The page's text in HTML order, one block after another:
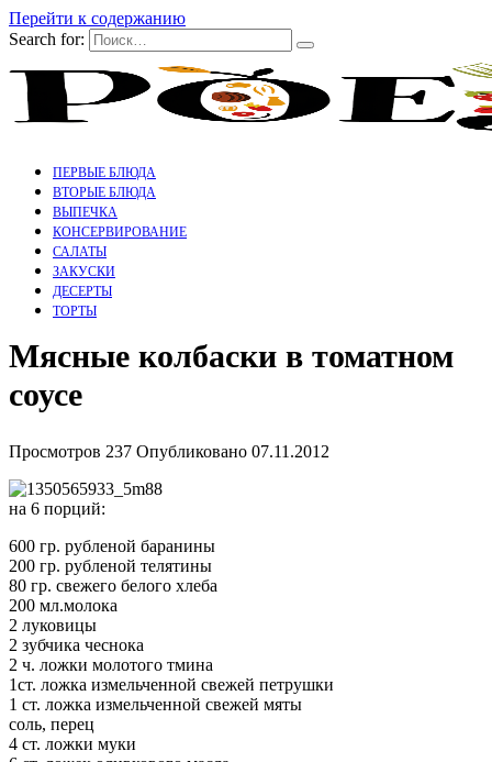
Перейти к содержанию
Search for:
ПЕРВЫЕ БЛЮДА
ВТОРЫЕ БЛЮДА
ВЫПЕЧКА
КОНСЕРВИРОВАНИЕ
САЛАТЫ
ЗАКУСКИ
ДЕСЕРТЫ
ТОРТЫ
Мясные колбаски в томатном
соусе
Просмотров 237 Опубликовано 07.11.2012
на 6 порций:
600 гр. рубленой баранины
200 гр. рубленой телятины
80 гр. свежего белого хлеба
200 мл.молока
2 луковицы
2 зубчика чеснока
2 ч. ложки молотого тмина
1ст. ложка измельченной свежей петрушки
1 ст. ложка измельченной свежей мяты
соль, перец
4 ст. ложки муки